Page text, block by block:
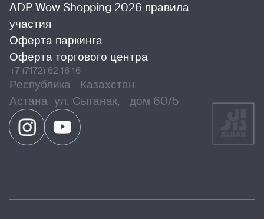
ADP Wow Shopping 2026 правила
участия
Оферта паркинга
Оферта торгового центра
+7 (7172) 62 16 16
Республика Казахстан
Астана ул. Сыганак, дом 60/5